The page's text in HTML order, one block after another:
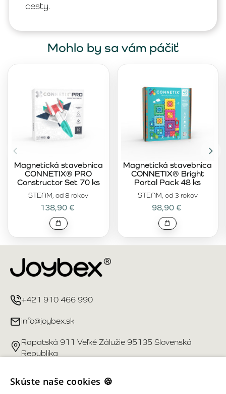
cesty.
Mohlo by sa vám páčiť
STEAM, od 8 rokov
Magnetická stavebnica
CONNETIX® PRO
Constructor Set 70 ks
138,90 €
STEAM, od 3 rokov
Magnetická stavebnica
CONNETIX® Bright
Portal Pack 48 ks
98,90 €
+421 910 466 990
info@joybex.sk
Rapatská 911 Veľké Zálužie 95135 Slovenská
Republika
Užitočné odkazy
Skúste naše cookies 🍪